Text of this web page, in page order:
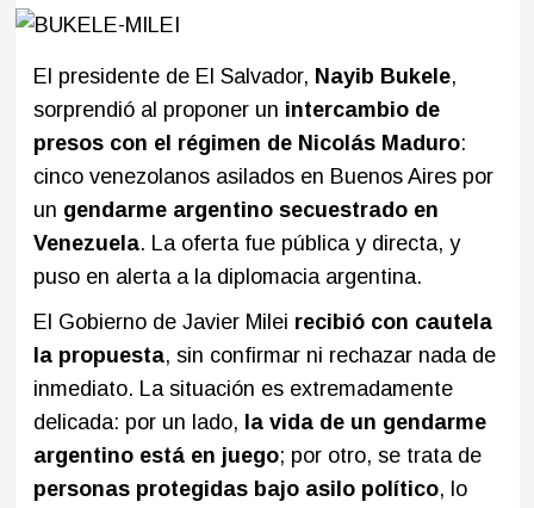
El presidente de El Salvador, Nayib Bukele,
sorprendió al proponer un intercambio de
presos con el régimen de Nicolás Maduro:
cinco venezolanos asilados en Buenos Aires por
un gendarme argentino secuestrado en
Venezuela. La oferta fue pública y directa, y
puso en alerta a la diplomacia argentina.
El Gobierno de Javier Milei recibió con cautela
la propuesta, sin confirmar ni rechazar nada de
inmediato. La situación es extremadamente
delicada: por un lado, la vida de un gendarme
argentino está en juego; por otro, se trata de
personas protegidas bajo asilo político, lo